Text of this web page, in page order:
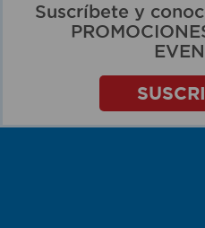
Suscríbete y